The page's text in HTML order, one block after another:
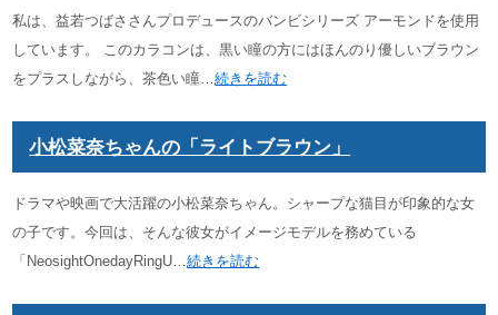
私は、益若つばささんプロデュースのバンビシリーズ アーモンドを使用
しています。 このカラコンは、黒い瞳の方にはほんのり優しいブラウン
をプラスしながら、茶色い瞳…続きを読む
小松菜奈ちゃんの「ライトブラウン」
ドラマや映画で大活躍の小松菜奈ちゃん。シャープな猫目が印象的な女
の子です。今回は、そんな彼女がイメージモデルを務めている
「NeosightOnedayRingU…続きを読む